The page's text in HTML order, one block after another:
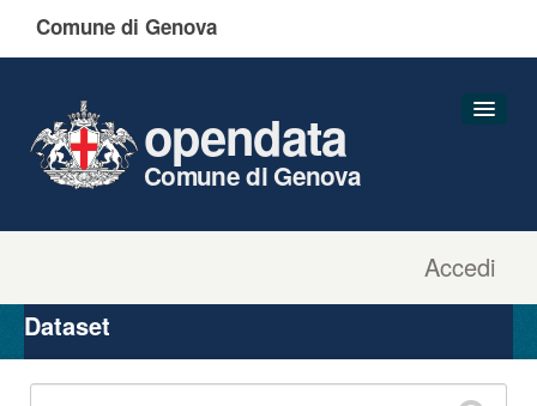
Comune di Genova
Accedi
opendata
Comune di Genova
Organizzazioni
Gruppi
Dataset